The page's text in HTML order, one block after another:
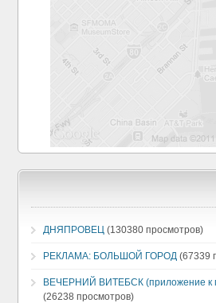
ДНЯПРОВЕЦ (130380 просмотров)
РЕКЛАМА: БОЛЬШОЙ ГОРОД (67339
ВЕЧЕРНИЙ ВИТЕБСК (приложение к
(26238 просмотров)